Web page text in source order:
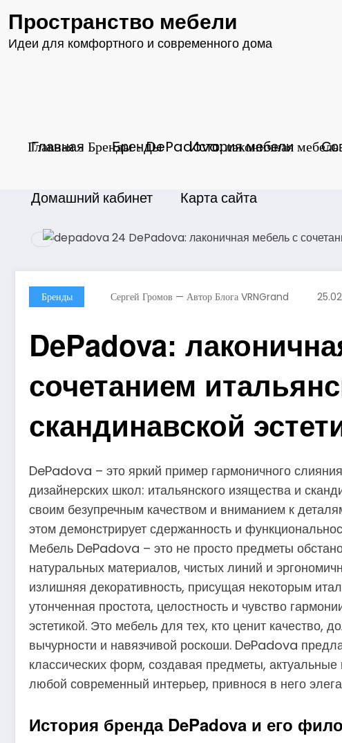
содержимому
Пространство мебели
Идеи для комфортного и современного дома
Главная Бренды История мебели
Домашний кабинет Карта сайта
Главная Бренды DePadova: лаконичная мебель
Бренды Сергей Громов — Автор Блога VRNGrand
DePadova:
сочетанием
скандинавской
DePadova – это яркий пример гармоничного
дизайнерских школ: итальянского изящества и
своим безупречным качеством и вниманием к
этом демонстрирует сдержанность и
Мебель DePadova – это не просто предметы
натуральных материалов, чистых линий и
излишняя декоративность, присущая некоторым
утонченная простота, целостность и чувство
эстетикой. Это мебель для тех, кто ценит качество,
вычурности и навязчивой роскоши. DePadova
классических форм, создавая предметы,
любой современный интерьер, привнося в него
История бренда DePadova и его